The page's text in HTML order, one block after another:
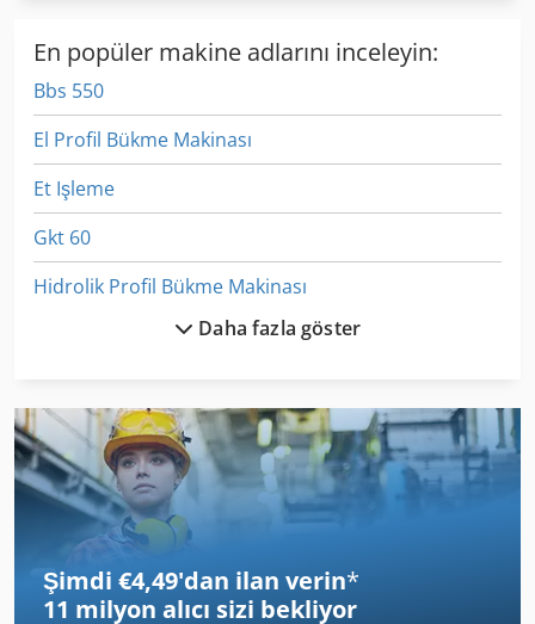
En popüler makine adlarını inceleyin:
Bbs 550
El Profil Bükme Makinası
Et Işleme
Gkt 60
Hidrolik Profil Bükme Makinası
Kgs 1670
Köşe Araçları
Ne Genişletme
Profil Bükme Makinesi
Daha fazla göster
Şimdi €4,49'dan ilan verin*
11 milyon alıcı sizi bekliyor